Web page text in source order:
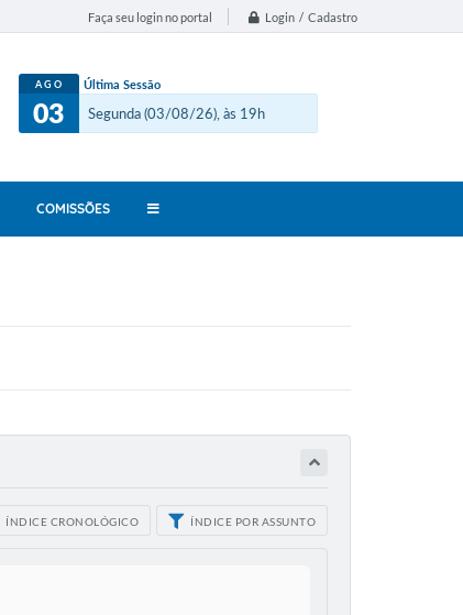
Faça seu login no portal Login / Cadastro
AGO
03
Última Sessão
Segunda (03/08/26), às 19h
COMISSÕES
ÍNDICE CRONOLÓGICO ÍNDICE POR ASSUNTO